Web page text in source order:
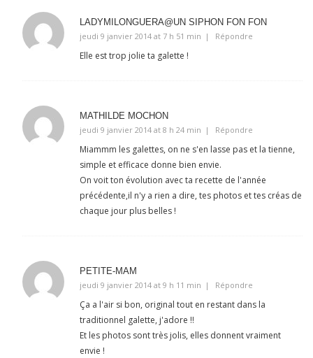
LADYMILONGUERA@UN SIPHON FON FON
jeudi 9 janvier 2014 at 7 h 51 min
Répondre
Elle est trop jolie ta galette !
MATHILDE MOCHON
jeudi 9 janvier 2014 at 8 h 24 min
Répondre
Miammm les galettes, on ne s'en lasse pas et la tienne,
simple et efficace donne bien envie.
On voit ton évolution avec ta recette de l'année
précédente,il n'y a rien a dire, tes photos et tes créas de
chaque jour plus belles !
PETITE-MAM
jeudi 9 janvier 2014 at 9 h 11 min
Répondre
Ça a l'air si bon, original tout en restant dans la
traditionnel galette, j'adore !!
Et les photos sont très jolis, elles donnent vraiment
envie !